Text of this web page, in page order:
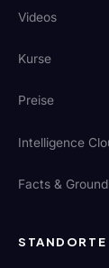
Videos
Kurse
Preise
Intelligence
Facts &
STANDORTE